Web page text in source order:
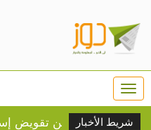
شريط الأخبار